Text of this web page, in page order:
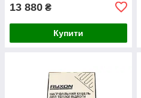
13 880 ₴
Купити